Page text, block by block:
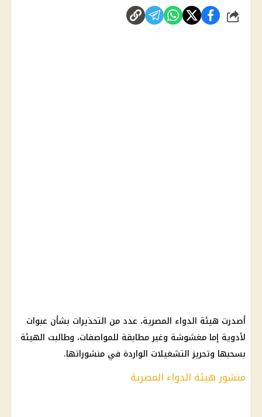
شارك
أصدرت هيئة الدواء المصرية، عدد من التحذيرات بشأن عبوات
لأدوية إما مغشوشة وغير مطابقة للمواصفات، وطالبت الهيئة
بسحبها وتحريز التشغيلات الواردة في منشوراتها.
منشور هيئة الدواء المصرية